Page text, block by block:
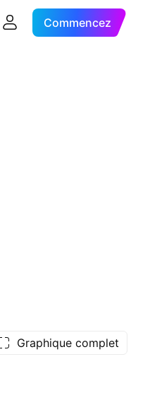
Commencez
Graphique complet